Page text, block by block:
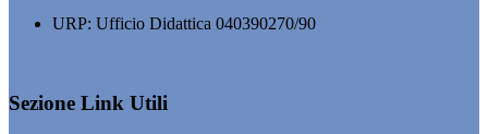
URP: Ufficio Didattica 040390270/90
Sezione Link Utili